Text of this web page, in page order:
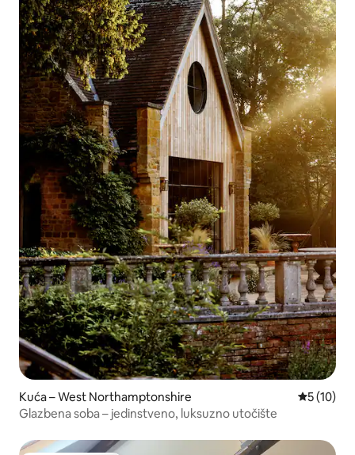
Kuća – West Northamptonshire Prosječna
5 (10)
Glazbena soba – jedinstveno, luksuzno utočište